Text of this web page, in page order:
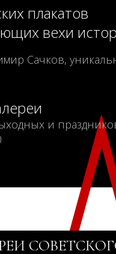
плакатов
вехи
Сачков,
и